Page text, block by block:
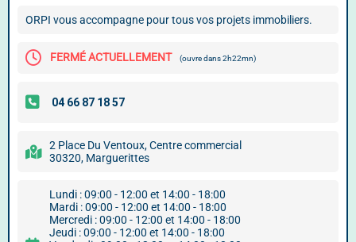
ORPI vous accompagne pour tous vos projets immobiliers.
FERMÉ ACTUELLEMENT (ouvre dans 2h22mn)
2 Place Du Ventoux, Centre commercial
30320, Marguerittes
Lundi : 09:00 - 12:00 et 14:00 - 18:00
Mardi : 09:00 - 12:00 et 14:00 - 18:00
Mercredi : 09:00 - 12:00 et 14:00 - 18:00
Jeudi : 09:00 - 12:00 et 14:00 - 18:00